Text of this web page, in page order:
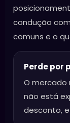
condução
comuns e o
Perde por
O mercado
não está
desconto,